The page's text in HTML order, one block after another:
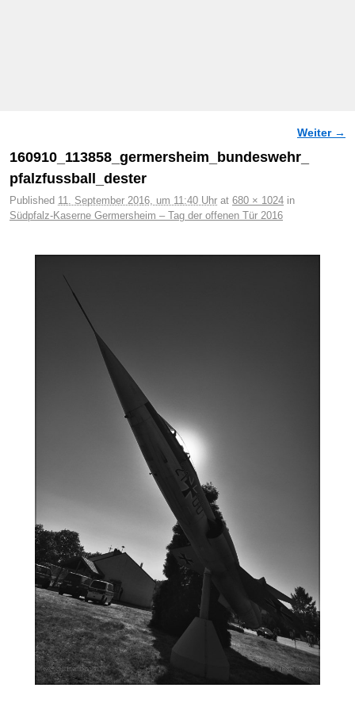
Weiter →
160910_113858_germersheim_bundeswehr_
pfalzfussball_dester
Published 11. September 2016, um 11:40 Uhr at 680 × 1024 in
Südpfalz-Kaserne Germersheim – Tag der offenen Tür 2016